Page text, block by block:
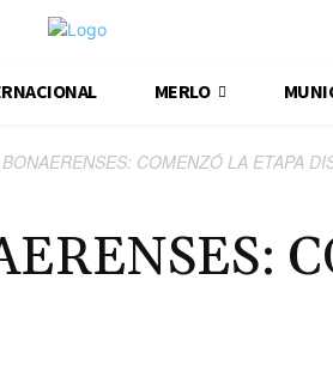
MERLO
COMENZÓ LA ETAPA